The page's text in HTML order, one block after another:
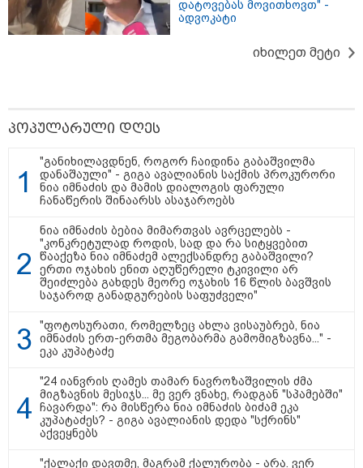
15:49 / 06-08-2026
მიიღე გაორმაგებული ინტერნეტი
საზოგადოება
დატოვებას მოვითხოვთ" -
ადვოკატი
იხილეთ მეტი
პოპულარული დღეს
"განიხილავდნენ, როგორ ჩაიდინა გაბაშვილმა
დანაშაული" - გიგა ავალიანის საქმის პროკურორი
ნია იმნაძის და მამის დიალოგის ფარული
ჩანაწერის შინაარსს ასაჯაროებს
ნია იმნაძის ბებია მიმართვას ავრცელებს -
"კონკრეტულად როდის, სად და რა სიტყვებით
წააქეზა ნია იმნაძემ ალექსანდრე გაბაშვილი?
ერთი ოჯახის ენით აღუწერელი ტკივილი არ
შეიძლება გახდეს მეორე ოჯახის 16 წლის ბავშვის
საჯაროდ განადგურების საფუძველი"
"ფოტოსურათი, რომელზეც ახლა ვისაუბრებ, ნია
იმნაძის ერთ-ერთმა მეგობარმა გამომიგზავნა..." -
ეკა კუპატაძე
"24 იანვრის ღამეს თამარ ნავროზაშვილის ძმა
მიგზავნის მესიჯს... მე ვერ ვნახე, რადგან "სპამებში"
ჩავარდა": რა მისწერა ნია იმნაძის ბიძამ ეკა
კუპატაძეს? - გიგა ავალიანის დედა "სქრინს"
აქვეყნებს
"ქალაქი დავთმე, მაგრამ ქალურობა - არა. ვერ